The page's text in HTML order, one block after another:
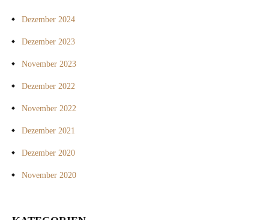
Dezember 2024
Dezember 2023
November 2023
Dezember 2022
November 2022
Dezember 2021
Dezember 2020
November 2020